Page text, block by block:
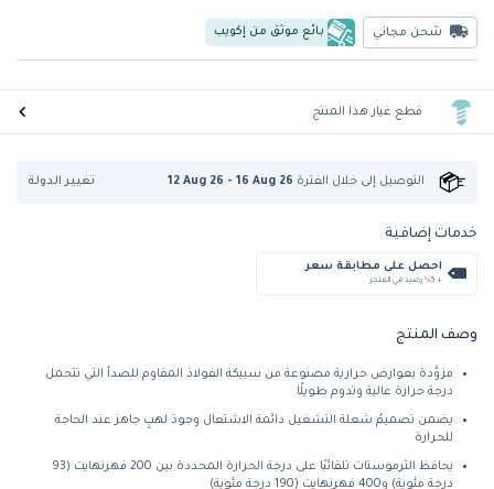
شحن مجاني بائع موثق من إكويب
قطع غيار هذا المنتج
التوصيل إلى خلال الفترة 12 Aug 26 - 16 Aug 26 تغيير الدولة
خدمات إضافية
احصل على مطابقة سعر
+ %5 رصيد في المتجر
وصف المنتج
مزوَّدة بعوارض حرارية مصنوعة من سبيكة الفولاذ المقاوم للصدأ التي تتحمل
درجة حرارة عالية وتدوم طويلًا
يضمن تصميمُ شعلة التشغيل دائمة الاشتعال وجودَ لهبٍ جاهز عند الحاجة
للحرارة
يحافظ الثرموستات تلقائيًا على درجة الحرارة المحددة بين 200 فهرنهايت (93
درجة مئوية) و400 فهرنهايت (190 درجة مئوية)